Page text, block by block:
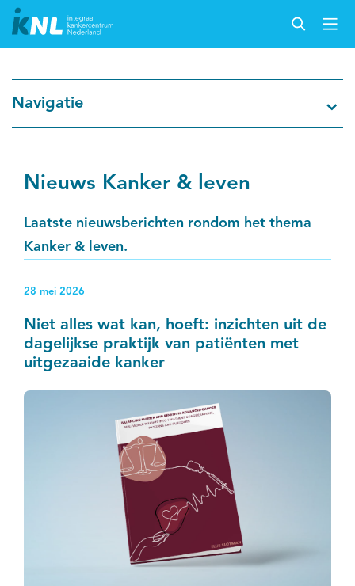
Cijfers over kanker
Thema's
Over IKNL
Palliatieve zorg
Kankeratlas
IKNL and the NCR
Dure geneesmiddelen
Itemsets
Nieuws
Navigatie
Nieuws Kanker & leven
Laatste nieuwsberichten rondom het thema
Kanker & leven.
28 mei 2026
Niet alles wat kan, hoeft: inzichten uit de
dagelijkse praktijk van patiënten met
uitgezaaide kanker